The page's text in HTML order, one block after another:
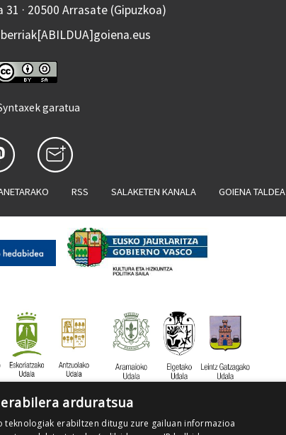
· 20500 Arrasate (Gipuzkoa)
berriak[ABILDUA]goiena.eus
garatua
RSS SALAKETEN KANALA GOIENA TALDEA
arduratsua
teknologiak erabiltzen ditugu zure gailuan informazioa